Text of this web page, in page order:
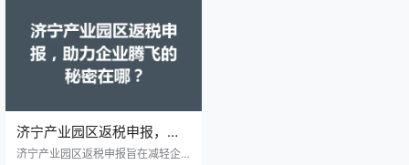
济宁产业园区返税申报，助
力企业腾飞的秘密在哪？
济宁产业园区返税申报旨在减轻企